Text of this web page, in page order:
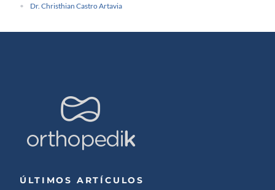
Dr. Christhian Castro Artavia
ÚLTIMOS ARTÍCULOS